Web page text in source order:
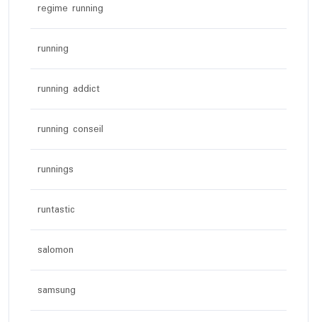
regime running
running
running addict
running conseil
runnings
runtastic
salomon
samsung